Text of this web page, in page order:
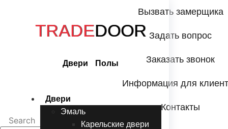
содержимомуTRADEDOOR
Двери Полы
Двери
Эмаль
Карельские двери
Вызвать замерщика
Задать вопрос
Заказать звонок
Информация для
Контакты
Search